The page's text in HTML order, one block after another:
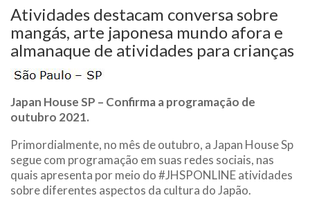
Atividades destacam conversa sobre
mangás, arte japonesa mundo afora e
almanaque de atividades para crianças
Japan House SP – Confirma a programação de
outubro 2021.
Primordialmente, no mês de outubro, a Japan House Sp
segue com programação em suas redes sociais, nas
quais apresenta por meio do #JHSPONLINE atividades
sobre diferentes aspectos da cultura do Japão.